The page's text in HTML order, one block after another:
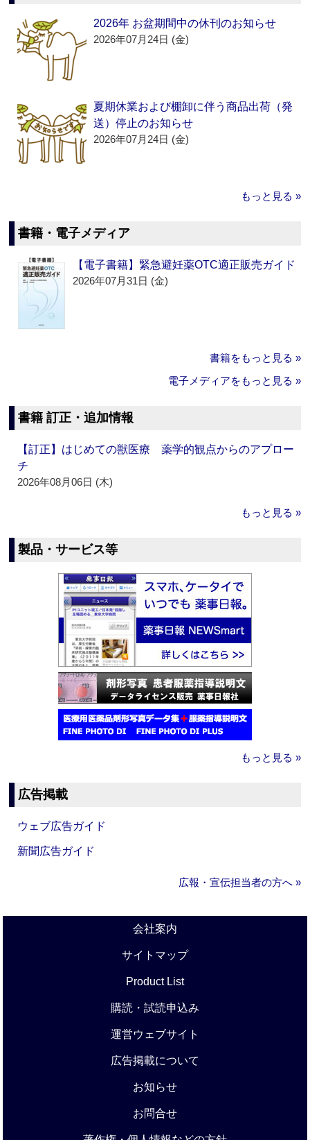
2026年 お盆期間中の休刊のお知らせ
2026年07月24日 (金)
夏期休業および棚卸に伴う商品出荷（発
送）停止のお知らせ
2026年07月24日 (金)
もっと見る »
書籍・電子メディア
【電子書籍】緊急避妊薬OTC適正販売ガイド
2026年07月31日 (金)
書籍をもっと見る »
電子メディアをもっと見る »
書籍 訂正・追加情報
【訂正】はじめての獣医療 薬学的観点からのアプロー
チ
2026年08月06日 (木)
もっと見る »
製品・サービス等
もっと見る »
広告掲載
ウェブ広告ガイド
新聞広告ガイド
広報・宣伝担当者の方へ »
会社案内
サイトマップ
Product List
購読・試読申込み
運営ウェブサイト
広告掲載について
お知らせ
お問合せ